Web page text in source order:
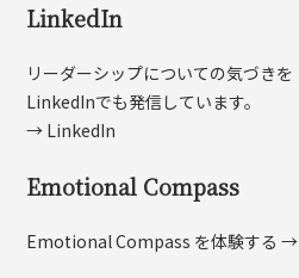
LinkedIn
リーダーシップについての気づきを
LinkedInでも発信しています。
→ LinkedIn
Emotional Compass
Emotional Compass を体験する →